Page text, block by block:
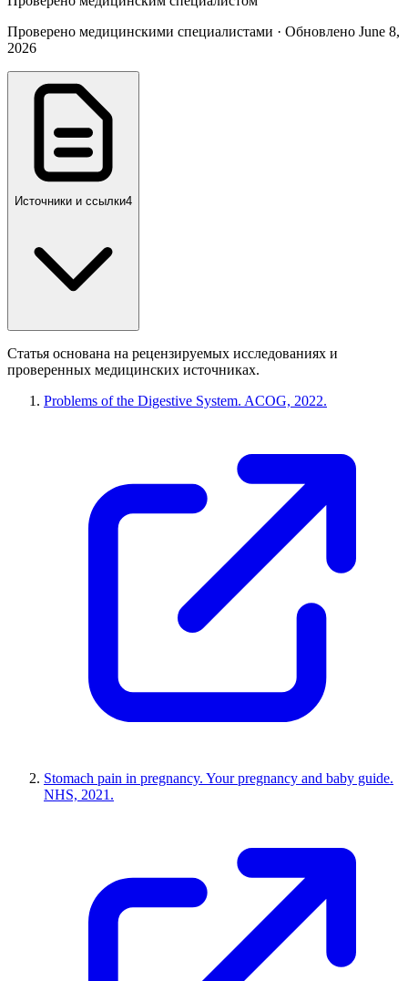
Проверено медицинскими специалистами · Обновлено June 8,
2026
Источники и ссылки4
Статья основана на рецензируемых исследованиях и
проверенных медицинских источниках.
Problems of the Digestive System. ACOG, 2022.
Stomach pain in pregnancy. Your pregnancy and baby guide.
NHS, 2021.